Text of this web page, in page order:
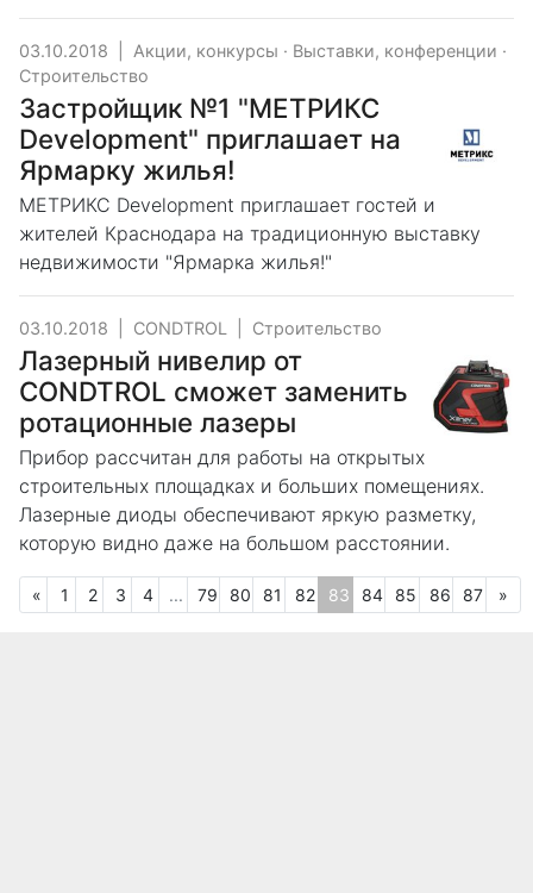
03.10.2018 Акции, конкурсы · Выставки, конференции ·
Строительство
Застройщик №1 "МЕТРИКС
Development" приглашает на
Ярмарку жилья!
МЕТРИКС Development приглашает гостей и
жителей Краснодара на традиционную выставку
недвижимости "Ярмарка жилья!"
03.10.2018 CONDTROL Строительство
Лазерный нивелир от
CONDTROL сможет заменить
ротационные лазеры
Прибор рассчитан для работы на открытых
строительных площадках и больших помещениях.
Лазерные диоды обеспечивают яркую разметку,
которую видно даже на большом расстоянии.
« Предыдущая
1 2 3 4 ... 79 80 81 82
83
(текущая)
84 85 86 87 »